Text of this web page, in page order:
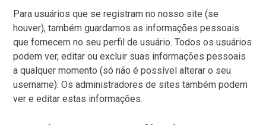
Para usuários que se registram no nosso site (se
houver), também guardamos as informações pessoais
que fornecem no seu perfil de usuário. Todos os usuários
podem ver, editar ou excluir suas informações pessoais
a qualquer momento (só não é possível alterar o seu
username). Os administradores de sites também podem
ver e editar estas informações.